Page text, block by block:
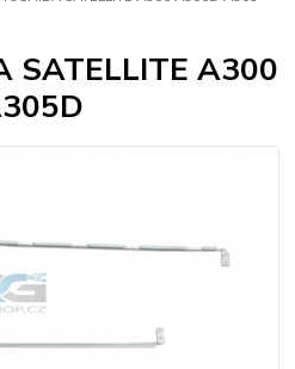
SATELLITE A300